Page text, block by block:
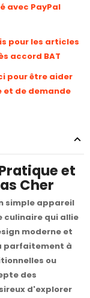
avec PayPal
pour les articles
accord BAT
pour être aider
et de demande
et
Cher
simple appareil
culinaire qui allie
moderne et
parfaitement à
ou
des
d'explorer